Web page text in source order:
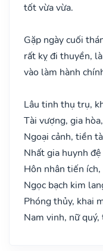
tốt vừa vừa.
Gặp ngày cuối
rất kỵ đi thuyền,
vào làm hành
Lâu tinh thụ trụ,
Tài vượng, gia
Ngoại cảnh, tiền
Nhất gia huynh
Hôn nhân tiến
Ngọc bạch kim
Phóng thủy, khai
Nam vinh, nữ